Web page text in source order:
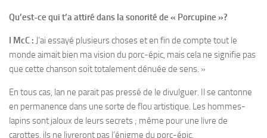
Qu’est-ce qui t’a attiré dans la sonorité de « Porcupine »?
I McC : J’ai essayé plusieurs choses et en fin de compte tout le
monde aimait bien ma vision du porc-épic, mais cela ne signifie pas
que cette chanson soit totalement dénuée de sens. »
En tous cas, lan ne parait pas pressé de le divulguer. Il se cantonne
en permanence dans une sorte de flou artistique. Les hommes-
lapins sont jaloux de leurs secrets ; même pour une livre de
carottes, ils ne livreront pas l’énigme du porc-épic.